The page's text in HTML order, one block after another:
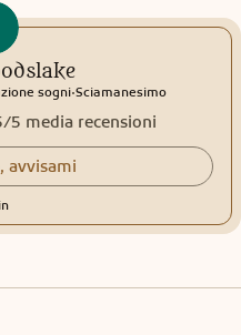
sogni.Sciamanesimo
5 media recensioni
avvisami